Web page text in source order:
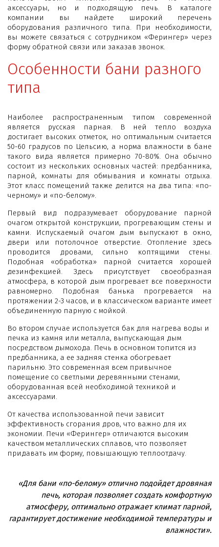
аксессуары, но и подходящую печь. В каталоге
компании вы найдете широкий перечень
оборудования различного типа. При необходимости,
вы можете связаться с сотрудником «Ферингер» через
форму обратной связи или заказав звонок.
Особенности бани разного
типа
Наиболее распространенным типом современной
является русская парная. В ней тепло воздуха
достигает высоких отметок, но оптимальным считается
50-60 градусов по Цельсию, а норма влажности в бане
такого вида является примерно 70-80%. Она обычно
состоит из нескольких основных частей: предбанника,
парной, комнаты для обмывания и комнаты отдыха.
Этот класс помещений также делится на два типа: «по-
черному» и «по-белому».
Первый вид подразумевает оборудование парной
очагом открытой конструкции, прогревающим стены и
камни. Испускаемый очагом дым выпускают в окно,
двери или потолочное отверстие. Отопление здесь
проводится дровами, сильно коптящими стены.
Подобная «обработка» парной считается хорошей
дезинфекцией. Здесь присутствует своеобразная
атмосфера, в которой дым прогревает все поверхности
равномерно. Подобная банька прогревается на
протяжении 2-3 часов, и в классическом варианте имеет
объединенную парную с мойкой.
Во втором случае используется бак для нагрева воды и
печка из камня или металла, выпускающая дым
посредством дымохода. Печь в основном топится из
предбанника, а ее задняя стенка обогревает
парильню. Это современная всем привычное
помещение со светлыми деревянными стенами,
оборудованная всей необходимой техникой и
аксессуарами.
От качества использованной печи зависит
эффективность сгорания дров, что важно для их
экономии. Печи «Ферингер» отличаются высоким
качеством металлических сплавов, что позволяет
придавать им форму, повышающую теплоотдачу.
«Для бани «по-белому» отлично подойдет дровяная
печь, которая позволяет создать комфортную
атмосферу, оптимально отражает климат парной,
гарантирует достижение необходимой температуры и
влажности».